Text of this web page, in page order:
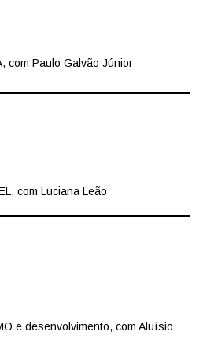
com Paulo Galvão Júnior
com Luciana Leão
e desenvolvimento, com Aluísio